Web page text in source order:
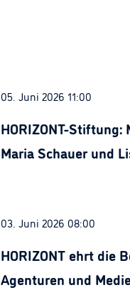
05. Juni 2026 11:00
HORIZONT-
Maria Schauer und
03. Juni 2026 08:00
HORIZONT ehrt die
Agenturen und